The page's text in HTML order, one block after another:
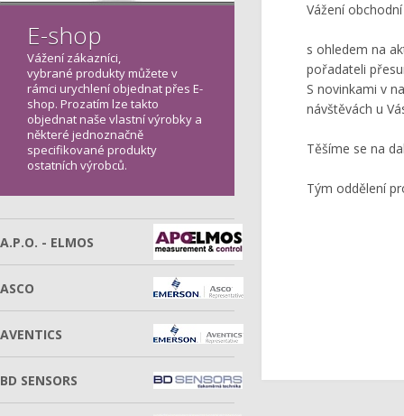
Vážení
s ohledem na
pořadateli
S novinkami v
návštěvách u
Těšíme se na
Tým oddělení
E-shop
Vážení zákazníci,
vybrané produkty můžete v
rámci urychlení objednat přes E-
shop. Prozatím lze takto
objednat naše vlastní výrobky a
některé jednoznačně
specifikované produkty
ostatních výrobců.
A.P.O. - ELMOS
ASCO
AVENTICS
BD SENSORS